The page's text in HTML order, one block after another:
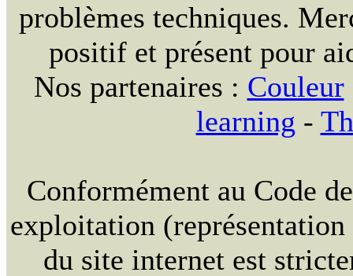
problèmes techniques.
positif et présent pour
Nos partenaires : Couleur
learning -
Conformément au Code
exploitation
du site internet est